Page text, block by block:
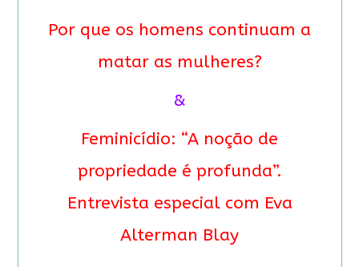
Por que os homens continuam a
matar as mulheres?
&
Feminicídio: “A noção de
propriedade é profunda”.
Entrevista especial com Eva
Alterman Blay